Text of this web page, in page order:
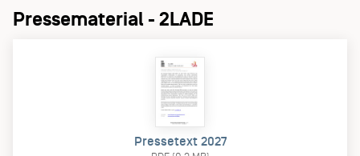
Pressematerial - 2LADE
Pressetext 2027